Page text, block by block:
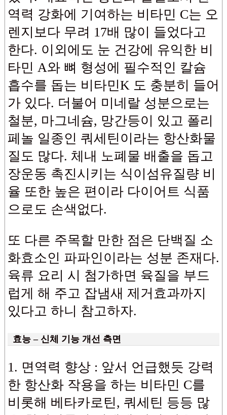
역력 강화에 기여하는 비타민 C는 오
렌지보다 무려 17배 많이 들었다고
한다. 이외에도 눈 건강에 유익한 비
타민 A와 뼈 형성에 필수적인 칼슘
흡수를 돕는 비타민K 도 충분히 들어
가 있다. 더불어 미네랄 성분으로는
철분, 마그네슘, 망간등이 있고 폴리
페놀 일종인 쿼세틴이라는 항산화물
질도 많다. 체내 노폐물 배출을 돕고
장운동 촉진시키는 식이섬유질량 비
율 또한 높은 편이라 다이어트 식품
으로도 손색없다.
또 다른 주목할 만한 점은 단백질 소
화효소인 파파인이라는 성분 존재다.
육류 요리 시 첨가하면 육질을 부드
럽게 해 주고 잡냄새 제거효과까지
있다고 하니 참고하자.
효능 – 신체 기능 개선 측면
1. 면역력 향상 : 앞서 언급했듯 강력
한 항산화 작용을 하는 비타민 C를
비롯해 베타카로틴, 쿼세틴 등등 많